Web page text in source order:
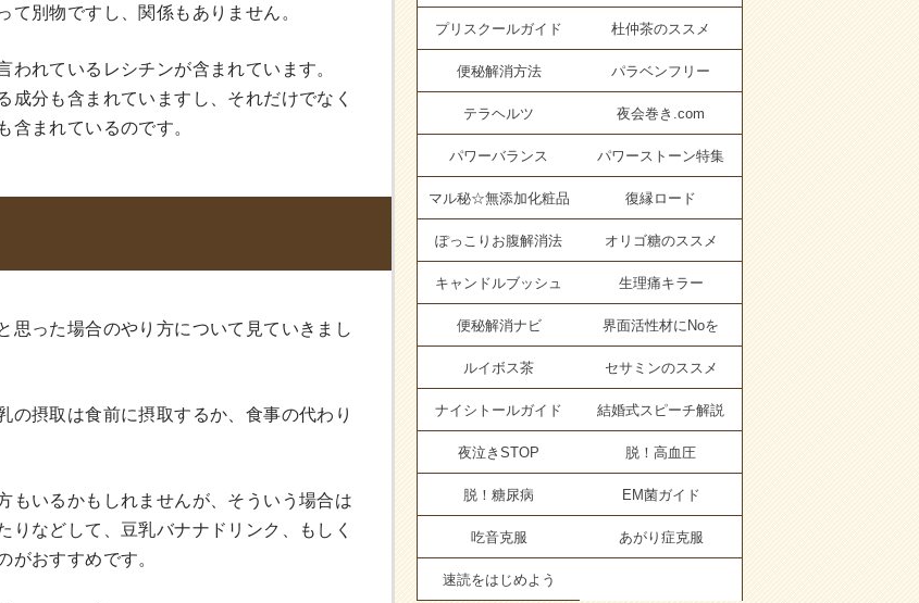
別物ですし、関係もありません。
れているレシチンが含まれています。
分も含まれていますし、それだけでなく
含まれているのです。
思った場合のやり方について見ていきまし
の摂取は食前に摂取するか、食事の代わり
もいるかもしれませんが、そういう場合は
などして、豆乳バナナドリンク、もしく
がおすすめです。
プリスクールガイド 杜仲茶のススメ
便秘解消方法 パラベンフリー
テラヘルツ 夜会巻き.com
パワーバランス パワーストーン特集
マル秘☆無添加化粧品 復縁ロード
ぽっこりお腹解消法 オリゴ糖のススメ
キャンドルブッシュ 生理痛キラー
便秘解消ナビ 界面活性材にNoを
ルイボス茶 セサミンのススメ
ナイシトールガイド 結婚式スピーチ解説
夜泣きSTOP 脱！高血圧
脱！糖尿病 EM菌ガイド
吃音克服 あがり症克服
速読をはじめよう